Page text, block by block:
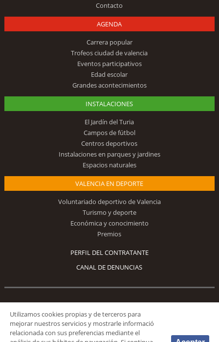
Contacto
AGENDA
Carrera popular
Trofeos ciudad de valencia
Eventos participativos
Edad escolar
Grandes acontecimientos
INSTALACIONES
El Jardín del Turia
Campos de fútbol
Centros deportivos
Instalaciones en parques y jardines
Espacios naturales
VALENCIA EN DEPORTE
Voluntariado deportivo de Valencia
Turismo y deporte
Económica y conocimiento
Premios
PERFIL DEL CONTRATANTE
CANAL DE DENUNCIAS
Síguenos
Utilizamos cookies propias y de terceros para
mejorar nuestros servicios y mostrarle informació
relacionada con sus preferencias mediante el